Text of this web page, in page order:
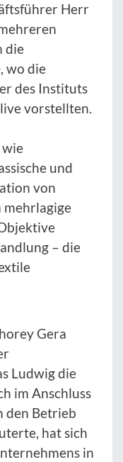
Herr
die
wo die
des Instituts
vorstellten.
und
von
mehrlagige
– die
Gera
Ludwig die
im Anschluss
den Betrieb
hat sich
in